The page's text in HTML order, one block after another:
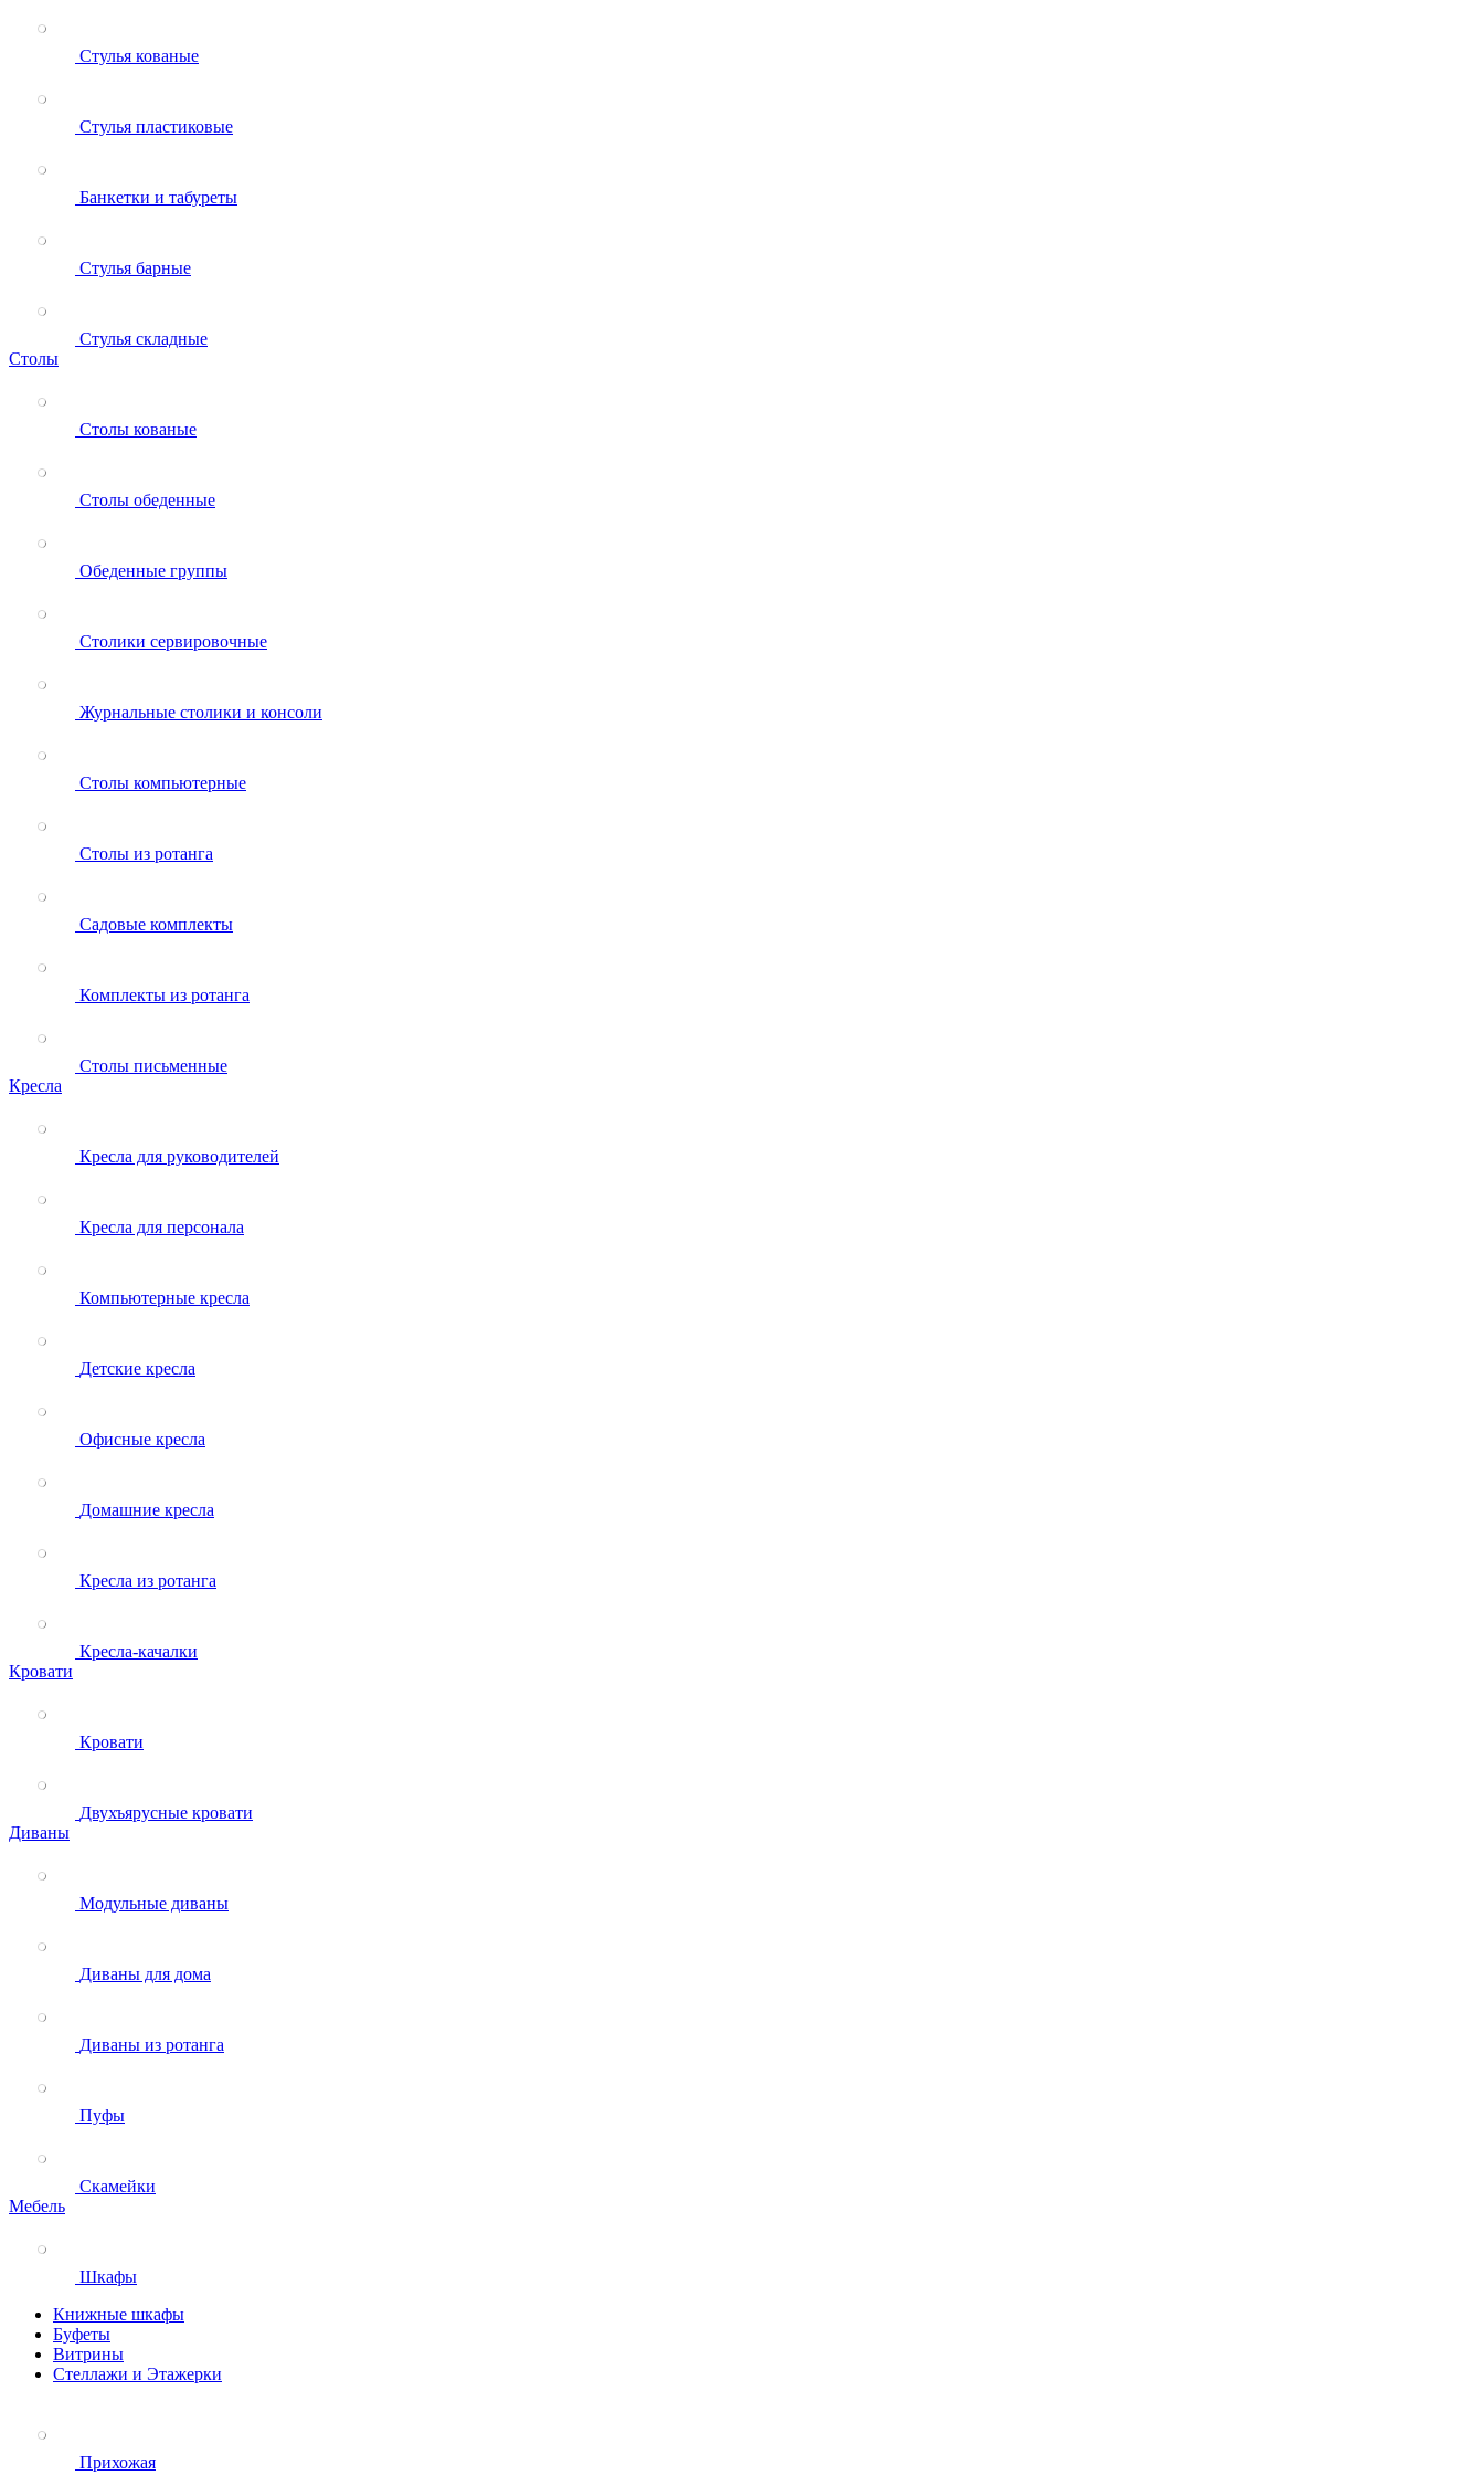
Стулья кованые
Стулья пластиковые
Банкетки и табуреты
Стулья барные
Стулья складные
Столы
Столы кованые
Столы обеденные
Обеденные группы
Столики сервировочные
Журнальные столики и консоли
Столы компьютерные
Столы из ротанга
Садовые комплекты
Комплекты из ротанга
Столы письменные
Кресла
Кресла для руководителей
Кресла для персонала
Компьютерные кресла
Детские кресла
Офисные кресла
Домашние кресла
Кресла из ротанга
Кресла-качалки
Кровати
Кровати
Двухъярусные кровати
Диваны
Модульные диваны
Диваны для дома
Диваны из ротанга
Пуфы
Скамейки
Мебель
Шкафы
Книжные шкафы
Буфеты
Витрины
Стеллажи и Этажерки
Прихожая